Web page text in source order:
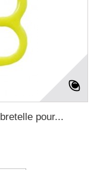
pour...